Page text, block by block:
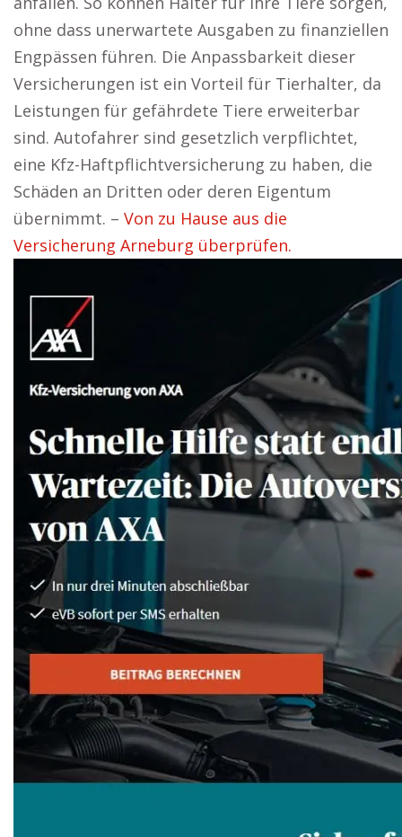
ohne dass unerwartete Ausgaben zu finanziellen
Engpässen führen. Die Anpassbarkeit dieser
Versicherungen ist ein Vorteil für Tierhalter, da
Leistungen für gefährdete Tiere erweiterbar
sind. Autofahrer sind gesetzlich verpflichtet,
eine Kfz-Haftpflichtversicherung zu haben, die
Schäden an Dritten oder deren Eigentum
übernimmt. – Von zu Hause aus die
Versicherung Arneburg überprüfen.